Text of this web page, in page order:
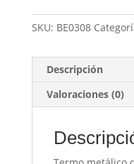
SKU: BE0308
Descripción
Valoraciones (0)